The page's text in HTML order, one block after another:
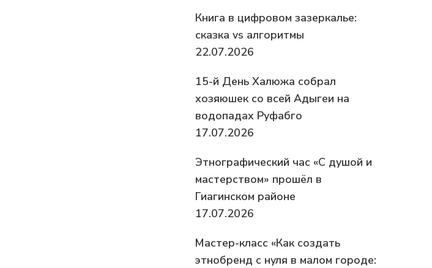
Книга в цифровом зазеркалье:
сказка vs алгоритмы
22.07.2026
15-й День Халюжа собрал
хозяюшек со всей Адыгеи на
водопадах Руфабго
17.07.2026
Этнографический час «С душой и
мастерством» прошёл в
Гиагинском районе
17.07.2026
Мастер-класс «Как создать
этнобренд с нуля в малом городе: